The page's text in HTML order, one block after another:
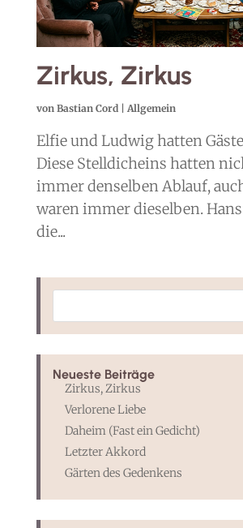
Zirkus, Zirkus
von Bastian Cord| Allgemein
Elfie und Ludwig hatten
Diese Stelldicheins hatten
immer denselben Ablauf,
waren immer dieselben.
die...
Neueste Beiträge
Zirkus, Zirkus
Verlorene Liebe
Daheim (Fast ein Gedicht)
Letzter Akkord
Gärten des Gedenkens